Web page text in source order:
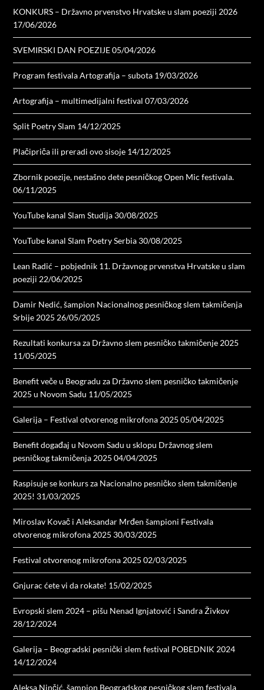
KONKURS – Državno prvenstvo Hrvatske u slam poeziji 2026
17/06/2026
SVEMIRSKI DAN POEZIJE 05/04/2026
Program festivala Artografija – subota 19/03/2026
Artografija – multimedijalni festival 07/03/2026
Split Poetry Slam 14/12/2025
Plačipriča ili preradi ovo sisoje 14/12/2025
Zbornik poezije, nestašno dete pesničkog Open Mic festivala.
06/11/2025
YouTube kanal Slam Studija 30/08/2025
YouTube kanal Slam Poetry Serbia 30/08/2025
Lean Radić – pobjednik 11. Državnog prvenstva Hrvatske u slam
poeziji 22/06/2025
Damir Nedić, šampion Nacionalnog pesničkog slem takmičenja
Srbije 2025 26/05/2025
Rezultati konkursa za Državno slem pesničko takmičenje 2025
11/05/2025
Benefit veče u Beogradu za Državno slem pesničko takmičenje
2025 u Novom Sadu 11/05/2025
Galerija – Festival otvorenog mikrofona 2025 05/04/2025
Benefit događaj u Novom Sadu u sklopu Državnog slem
pesničkog takmičenja 2025 04/04/2025
Raspisuje se konkurs za Nacionalno pesničko slem takmičenje
2025! 31/03/2025
Miroslav Kovač i Aleksandar Mrđen šampioni Festivala
otvorenog mikrofona 2025 30/03/2025
Festival otvorenog mikrofona 2025 02/03/2025
Gnjurac ćete vi da rokate! 15/02/2025
Evropski slem 2024 – pišu Nenad Ignjatović i Sandra Živkov
28/12/2024
Galerija – Beogradski pesnički slem festival POBEDNIK 2024
14/12/2024
Aleksa Ninčić, šampion Beogradskog pesničkog slem festivala